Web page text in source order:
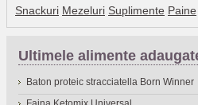
Snackuri Mezeluri Suplimente Paine
Ultimele alimente
Baton proteic stracciatella Born Winner